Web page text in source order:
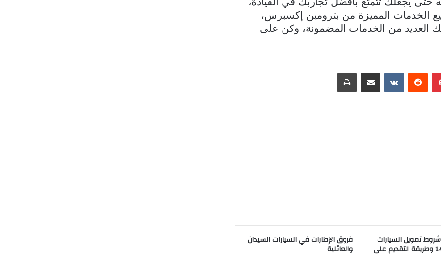
الخدمات المميزة من بترومين إكسبرس،
العديد من الخدمات المضمونة، وكن على
بينتيريست مشاركة عبر البريد طباعة
تمويل السيارات
من الراجحي 1445 وطريقة التقديم على
فروق الإطارات في السيارات السيدان
والعائلية